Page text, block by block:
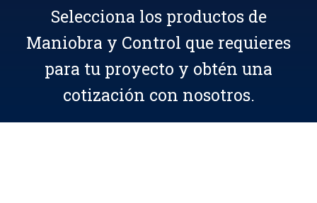
Selecciona los productos de
Maniobra y Control que requieres
para tu proyecto y obtén una
cotización con nosotros.